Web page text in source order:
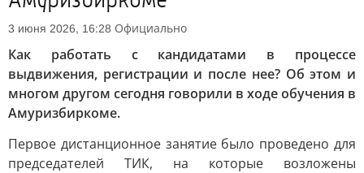
3 июня 2026, 16:28 Официально
Как работать с кандидатами в процессе
выдвижения, регистрации и после нее? Об этом и
многом другом сегодня говорили в ходе обучения в
Амуризбиркоме.
Первое дистанционное занятие было проведено для
председателей ТИК, на которые возложены